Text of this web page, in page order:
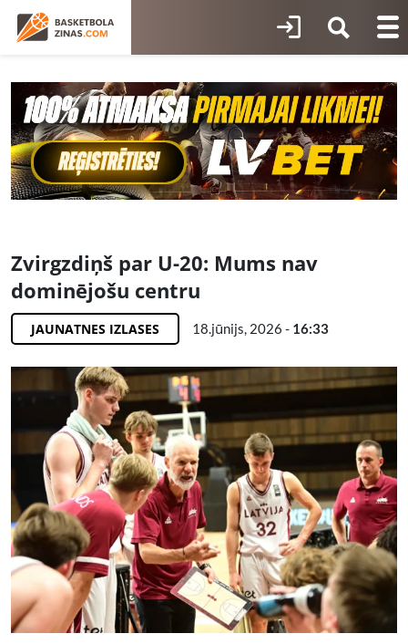
Zvirgzdiņš par U-20: Mums nav
dominējošu centru
JAUNATNES IZLASES 18.jūnijs, 2026 - 16:33